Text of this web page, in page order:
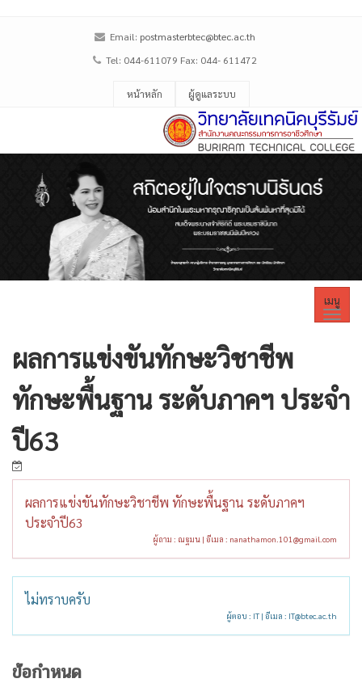
Email: postmasterbtec@btec.ac.th
Tel: 044-611079 Fax: 044- 611472
หน้าหลัก ผู้ดูแลระบบ
เมนู
ผลการแข่งขันทักษะวิชาชีพ
ทักษะพื้นฐาน ระดับภาคฯ ประจำ
ปี63
ผลการแข่งขันทักษะวิชาชีพ ทักษะพื้นฐาน ระดับภาคฯ
ประจำปี63
ผู้ถาม : ณฐมน | อีเมล : nanathamon.101@gmail.com
ไม่ทราบครับ
ผู้ตอบ : IT | อีเมล : IT@btec.ac.th
ข้อกำหนด